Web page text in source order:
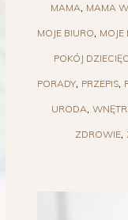
MAMA MAMA
MOJE BIURO MOJE
POKÓJ
PORADY PRZEPIS
URODA
ZDROWIE